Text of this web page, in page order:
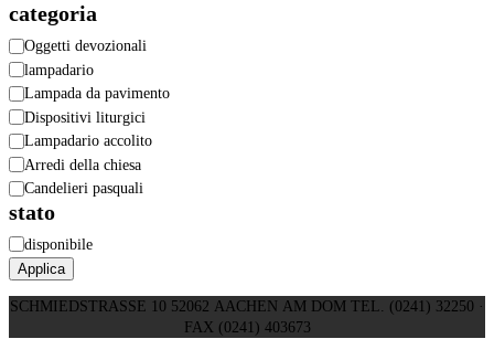
categoria
Categoria
Oggetti devozionali
lampadario
Lampada da pavimento
Dispositivi liturgici
Lampadario accolito
Arredi della chiesa
Candelieri pasquali
stato
Disponibilità
disponibile
Applica
SCHMIEDSTRASSE 10 52062 AACHEN AM DOM TEL. (0241) 32250 ·
FAX (0241) 403673